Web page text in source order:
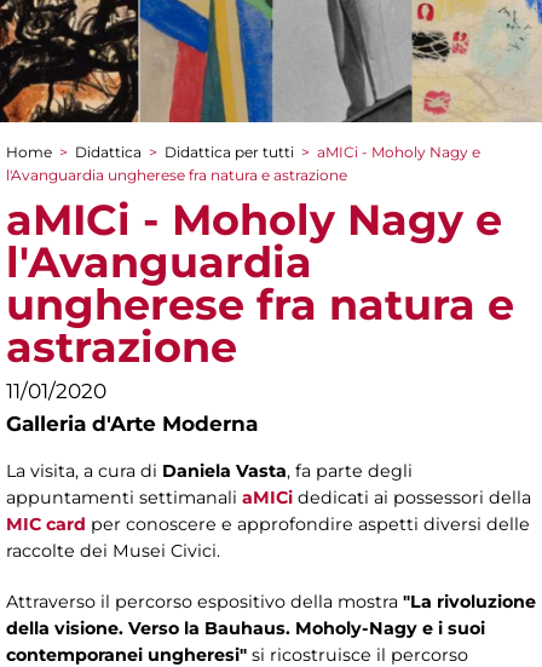
Tu sei qui
Home > Didattica > Didattica per tutti > aMICi - Moholy Nagy e
l'Avanguardia ungherese fra natura e astrazione
aMICi - Moholy Nagy e
l'Avanguardia
ungherese fra natura e
astrazione
11/01/2020
Galleria d'Arte Moderna
La visita, a cura di Daniela Vasta, fa parte degli
appuntamenti settimanali aMICi dedicati ai possessori della
MIC card per conoscere e approfondire aspetti diversi delle
raccolte dei Musei Civici.
Attraverso il percorso espositivo della mostra "La rivoluzione
della visione. Verso la Bauhaus. Moholy-Nagy e i suoi
contemporanei ungheresi" si ricostruisce il percorso